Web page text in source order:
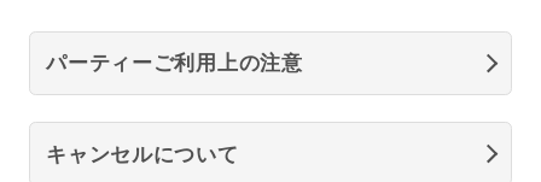
パーティーご利用上の注意
キャンセルについて